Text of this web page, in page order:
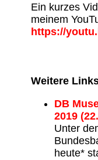
Ein kurzes
meinem
https://
Weitere
DB
2019
Unter
heute*